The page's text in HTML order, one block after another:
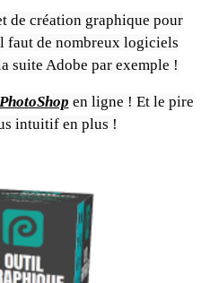
de création graphique pour
faut de nombreux logiciels
suite Adobe par exemple !
PhotoShop en ligne ! Et le pire
intuitif en plus !